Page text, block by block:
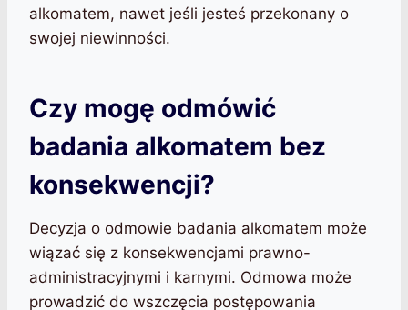
alkomatem, nawet jeśli jesteś przekonany o
swojej niewinności.
Czy mogę odmówić
badania alkomatem bez
konsekwencji?
Decyzja o odmowie badania alkomatem może
wiązać się z konsekwencjami prawno-
administracyjnymi i karnymi. Odmowa może
prowadzić do wszczęcia postępowania